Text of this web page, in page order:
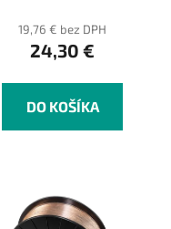
19,76 € bez DPH
24,30 €
DO KOŠÍKA